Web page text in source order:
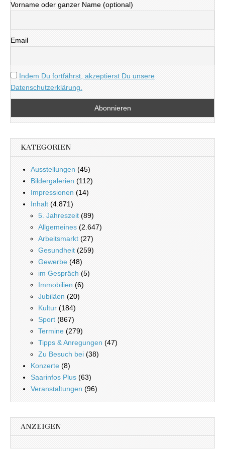
Vorname oder ganzer Name (optional)
Email
Indem Du fortfährst, akzeptierst Du unsere
Datenschutzerklärung.
KATEGORIEN
Ausstellungen (45)
Bildergalerien (112)
Impressionen (14)
Inhalt (4.871)
5. Jahreszeit (89)
Allgemeines (2.647)
Arbeitsmarkt (27)
Gesundheit (259)
Gewerbe (48)
im Gespräch (5)
Immobilien (6)
Jubiläen (20)
Kultur (184)
Sport (867)
Termine (279)
Tipps & Anregungen (47)
Zu Besuch bei (38)
Konzerte (8)
Saarinfos Plus (63)
Veranstaltungen (96)
ANZEIGEN